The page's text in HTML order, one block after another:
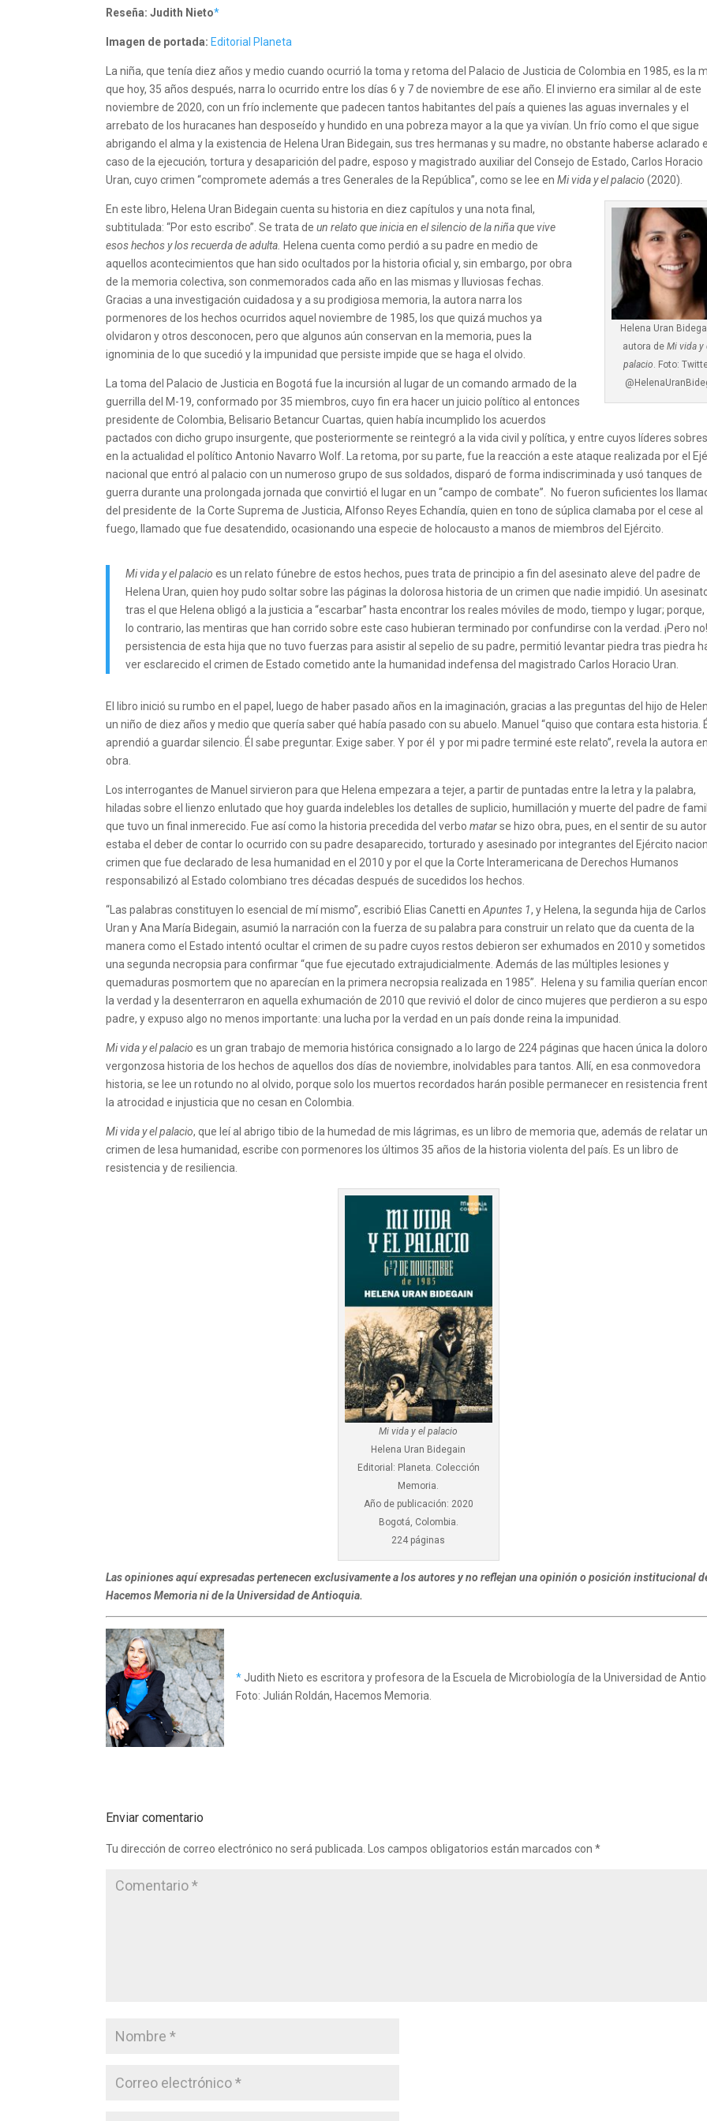
Reseña: Judith Nieto*
Imagen de portada: Editorial Planeta
La niña, que tenía diez años y medio cuando ocurrió la toma y retoma del Palacio de Justicia de Colombia en 1985, es la
que hoy, 35 años después, narra lo ocurrido entre los días 6 y 7 de noviembre de ese año. El invierno era similar al de este
noviembre de 2020, con un frío inclemente que padecen tantos habitantes del país a quienes las aguas invernales y el
arrebato de los huracanes han desposeído y hundido en una pobreza mayor a la que ya vivían. Un frío como el que sigue
abrigando el alma y la existencia de Helena Uran Bidegain, sus tres hermanas y su madre, no obstante haberse aclarado el
caso de la ejecución,tortura y desaparición del padre, esposo y magistrado auxiliar del Consejo de Estado, Carlos Horacio
Uran, cuyo crimen “compromete además a tres Generales de la República”, como se lee enMi vida y el palacio (2020).
Helena Uran
autora de Mi vida y
palacio. Foto:
En este libro, Helena Uran Bidegain cuenta su historia en diez capítulos y una nota final,
subtitulada: “Por esto escribo”. Se trata deun relato que inicia en el silencio de la niña que vive
esos hechos y los recuerda de adulta. Helena cuenta como perdió a su padre en medio de
aquellos acontecimientos que han sido ocultados por la historia oficial y, sin embargo, por obra
de la memoria colectiva, son conmemorados cada año en las mismas y lluviosas fechas.
Gracias a una investigación cuidadosa y a su prodigiosa memoria, la autora narra los
pormenores de los hechos ocurridos aquel noviembre de 1985, los que quizá muchos ya
olvidaron y otros desconocen, pero que algunos aún conservan en la memoria, pues la
ignominia de lo que sucedió y la impunidad que persiste impide que se haga el olvido.
La toma del Palacio de Justicia en Bogotá fue la incursión al lugar de un comando armado de la
guerrilla del M-19, conformado por 35 miembros, cuyo fin era hacer un juicio político al entonces
presidente de Colombia, Belisario Betancur Cuartas, quien había incumplido los acuerdos
pactados con dicho grupo insurgente, que posteriormente se reintegró a la vida civil y política, y entre cuyos líderes
en la actualidad el político Antonio Navarro Wolf. La retoma, por su parte, fue la reacción a este ataque realizada por el
nacional que entró al palacio con un numeroso grupo de sus soldados, disparó de forma indiscriminada y usó tanques de
guerra durante una prolongada jornada que convirtió el lugar en un “campo de combate”. No fueron suficientes los
del presidente de la Corte Suprema de Justicia, Alfonso Reyes Echandía, quien en tono de súplica clamaba por el cese al
fuego, llamado que fue desatendido, ocasionando una especie de holocausto a manos de miembros del Ejército.
Mi vida y el palacio es un relato fúnebre de estos hechos, pues trata de principio a fin del asesinato aleve del padre de
Helena Uran, quien hoy pudo soltar sobre las páginas la dolorosa historia de un crimen que nadie impidió. Un
tras el que Helena obligó a la justicia a “escarbar” hasta encontrar los reales móviles de modo, tiempo y lugar; porque,
lo contrario, las mentiras que han corrido sobre este caso hubieran terminado por confundirse con la verdad. ¡Pero
persistencia de esta hija que no tuvo fuerzas para asistir al sepelio de su padre, permitió levantar piedra tras piedra
ver esclarecido el crimen de Estado cometido ante la humanidad indefensa del magistrado Carlos Horacio Uran.
El libro inició su rumbo en el papel, luego de haber pasado años en la imaginación, gracias a las preguntas del hijo de
un niño de diez años y medio que quería saber qué había pasado con su abuelo. Manuel “quiso que contara esta historia.
aprendió a guardar silencio. Él sabe preguntar. Exige saber. Y por él y por mi padre terminé este relato”, revela la autora
obra.
Los interrogantes de Manuel sirvieron para que Helena empezara a tejer, a partir de puntadas entre la letra y la palabra,
hiladas sobre el lienzo enlutado que hoy guarda indelebles los detalles de suplicio, humillación y muerte del padre de
que tuvo un final inmerecido. Fue así como la historia precedida del verbo matarse hizo obra, pues, en el sentir de su
estaba el deber de contar lo ocurrido con su padre desaparecido, torturado y asesinado por integrantes del Ejército
crimen que fue declarado de lesa humanidad en el 2010 y por el que la Corte Interamericana de Derechos Humanos
responsabilizó al Estado colombiano tres décadas después de sucedidos los hechos.
“Las palabras constituyen lo esencial de mí mismo”, escribió Elias Canetti enApuntes 1, y Helena, la segunda hija de Carlos
Uran y Ana María Bidegain, asumió la narración con la fuerza de su palabra para construir un relato que da cuenta de la
manera como el Estado intentó ocultar el crimen de su padre cuyos restos debieron ser exhumados en 2010 y sometidos
una segunda necropsia para confirmar “que fue ejecutado extrajudicialmente. Además de las múltiples lesiones y
quemaduras posmortem que no aparecían en la primera necropsia realizada en 1985”. Helena y su familia querían
la verdad y la desenterraron en aquella exhumación de 2010 que revivió el dolor de cinco mujeres que perdieron a su
padre, y expuso algo no menos importante: una lucha por la verdad en un país donde reina la impunidad.
Mi vida y el palacioes un gran trabajo de memoria histórica consignado a lo largo de 224 páginas que hacen única la
vergonzosa historia de los hechos de aquellos dos días de noviembre, inolvidables para tantos. Allí, en esa conmovedora
historia, se lee un rotundo no al olvido, porque solo los muertos recordados harán posible permanecer en resistencia
la atrocidad e injusticia que no cesan en Colombia.
Mi vida y el palacio, que leí al abrigo tibio de la humedad de mis lágrimas, es un libro de memoria que, además de relatar un
crimen de lesa humanidad, escribe con pormenores los últimos 35 años de la historia violenta del país. Es un libro de
resistencia y de resiliencia.
Mi vida y el palacio
Helena Uran Bidegain
Editorial: Planeta. Colección
Memoria.
Año de publicación: 2020
Bogotá, Colombia.
224 páginas
Las opiniones aquí expresadas pertenecen exclusivamente a los autores y no reflejan una opinión o posición institucional
Hacemos Memoria ni de la Universidad de Antioquia.
*Judith Nieto es escritora y profesora de la Escuela de Microbiología de la Universidad de
Foto: Julián Roldán, Hacemos Memoria.
Enviar comentario
Tu dirección de correo electrónico no será publicada. Los campos obligatorios están marcados con*